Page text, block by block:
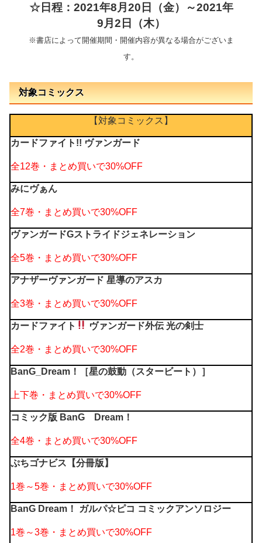
☆日程：2021年8月20日（金）～2021年
9月2日（木）
※書店によって開催期間・開催内容が異なる場合がございま
す。
対象コミックス
【対象コミックス】
カードファイト!! ヴァンガード
全12巻・まとめ買いで30%OFF
みにヴぁん
全7巻・まとめ買いで30%OFF
ヴァンガードGストライドジェネレーション
全5巻・まとめ買いで30%OFF
アナザーヴァンガード 星導のアスカ
全3巻・まとめ買いで30%OFF
カードファイト ヴァンガード外伝 光の剣士
全2巻・まとめ買いで30%OFF
BanG_Dream！［星の鼓動（スタービート）］
上下巻・まとめ買いで30%OFF
コミック版 BanG Dream！
全4巻・まとめ買いで30%OFF
ぷちゴナビス【分冊版】
1巻～5巻・まとめ買いで30%OFF
BanG Dream！ ガルパ☆ピコ コミックアンソロジー
1巻～3巻・まとめ買いで30%OFF